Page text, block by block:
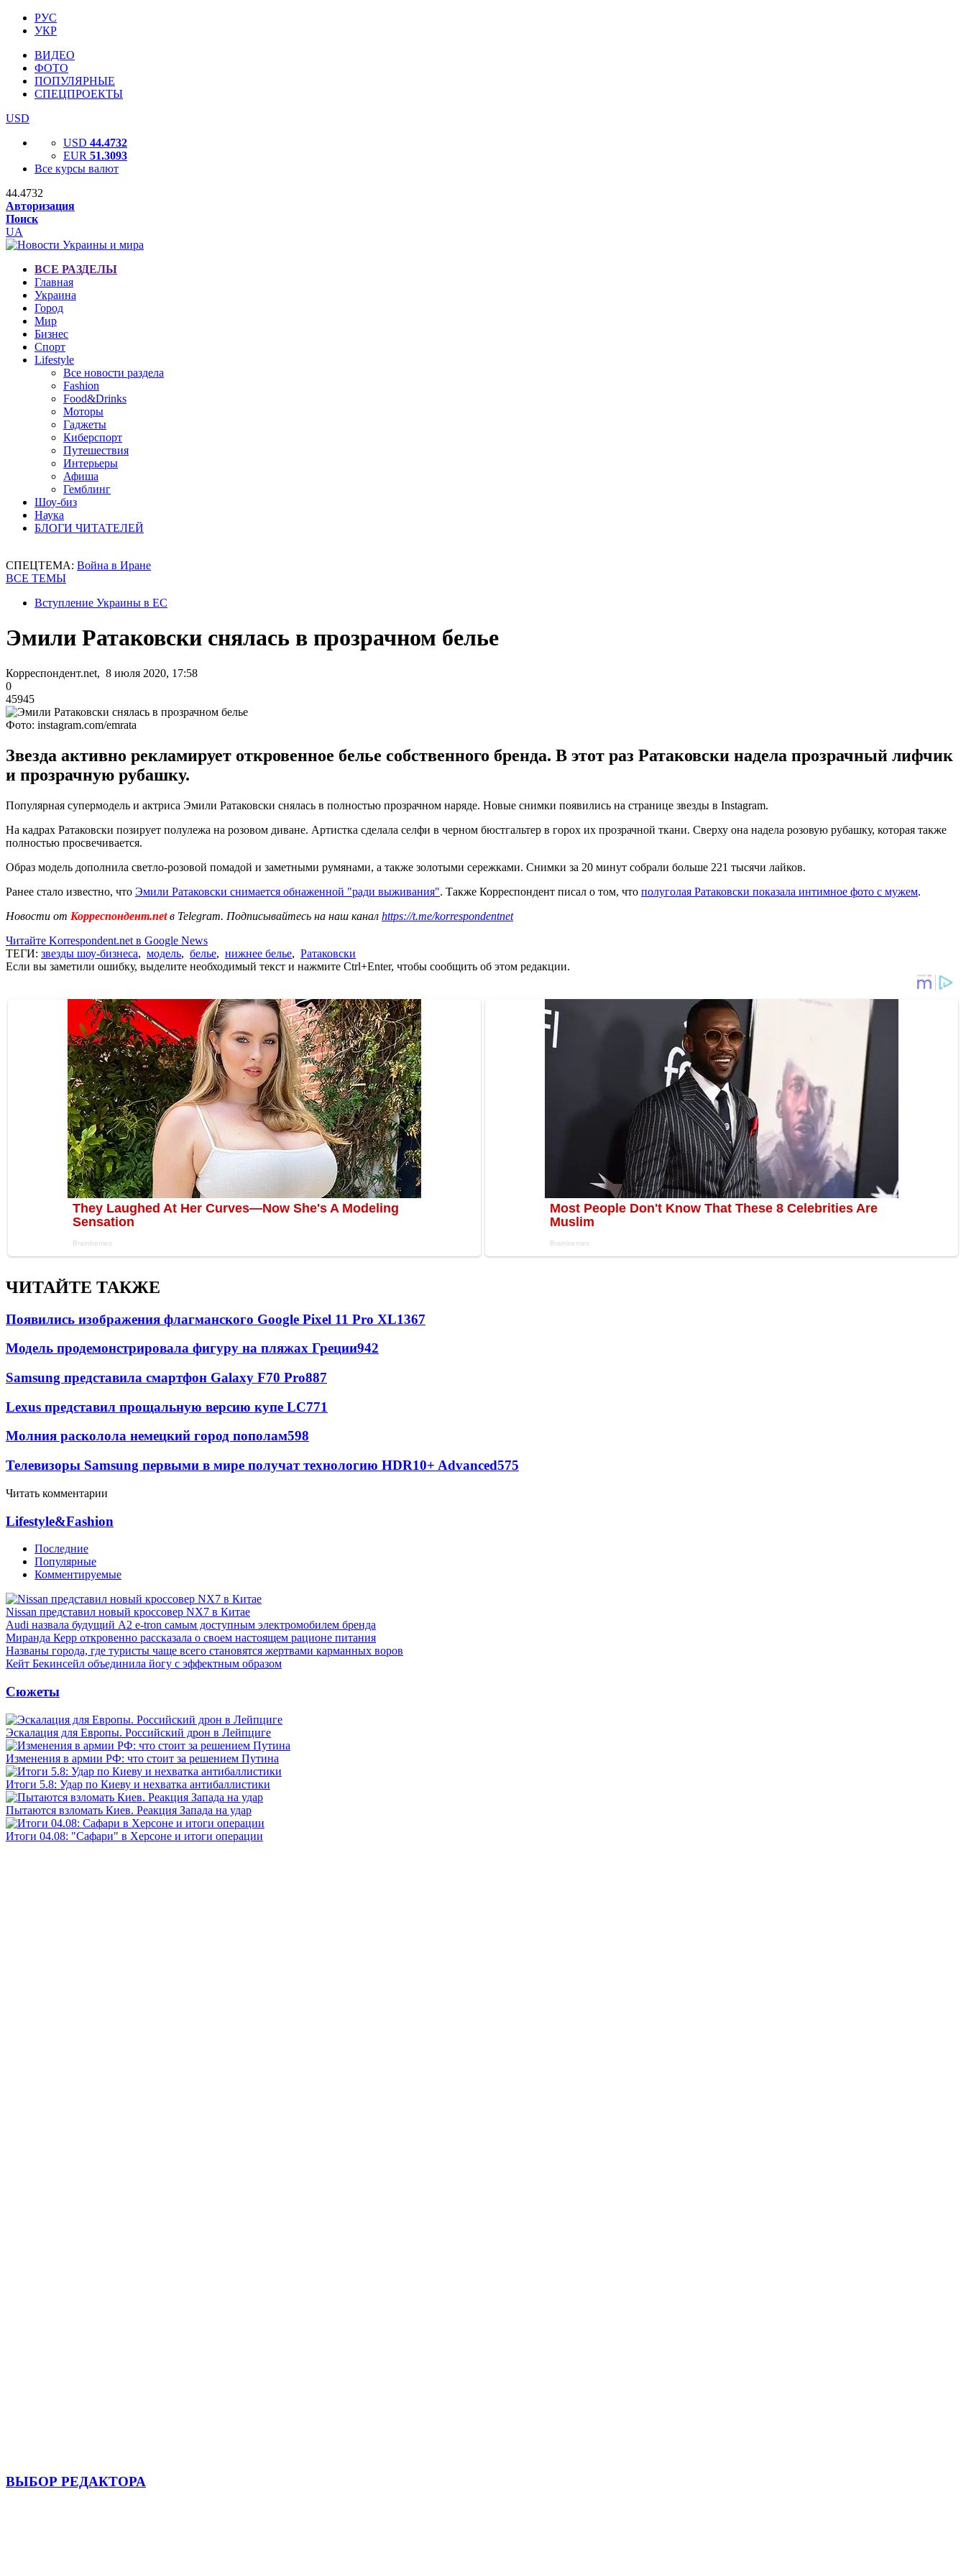
РУС
УКР
ВИДЕО
ФОТО
ПОПУЛЯРНЫЕ
СПЕЦПРОЕКТЫ
USD
USD 44.4732
EUR 51.3093
Все курсы валют
44.4732
Авторизация
Поиск
UA
ВСЕ РАЗДЕЛЫ
Главная
Украина
Город
Мир
Бизнес
Спорт
Lifestyle
Все новости раздела
Fashion
Food&Drinks
Моторы
Гаджеты
Киберспорт
Путешествия
Интерьеры
Афиша
Гемблинг
Шоу-биз
Наука
БЛОГИ ЧИТАТЕЛЕЙ
СПЕЦТЕМА: Война в Иране
ВСЕ ТЕМЫ
Вступление Украины в ЕС
Эмили Ратаковски снялась в прозрачном белье
Корреспондент.net, 8 июля 2020, 17:58
0
45945
Фото: instagram.com/emrata
Звезда активно рекламирует откровенное белье собственного бренда. В этот раз Ратаковски надела прозрачный лифчик
и прозрачную рубашку.
Популярная супермодель и актриса Эмили Ратаковски снялась в полностью прозрачном наряде. Новые снимки появились на странице звезды в Instagram.
На кадрах Ратаковски позирует полулежа на розовом диване. Артистка сделала селфи в черном бюстгальтер в горох их прозрачной ткани. Сверху она надела розовую рубашку, которая также
полностью просвечивается.
Образ модель дополнила светло-розовой помадой и заметными румянами, а также золотыми сережками. Снимки за 20 минут собрали больше 221 тысячи лайков.
Ранее стало известно, что Эмили Ратаковски снимается обнаженной "ради выживания". Также Корреспондент писал о том, что полуголая Ратаковски показала интимное фото с мужем.
Новости от Корреспондент.netв Telegram. Подписывайтесь на наш канал https://t.me/korrespondentnet
Читайте Korrespondent.net в Google News
ТЕГИ: звезды шоу-бизнеса, модель, белье, нижнее белье, Ратаковски
Если вы заметили ошибку, выделите необходимый текст и нажмите Ctrl+Enter, чтобы сообщить об этом редакции.
ЧИТАЙТЕ ТАКЖЕ
Появились изображения флагманского Google Pixel 11 Pro XL1367
Модель продемонстрировала фигуру на пляжах Греции942
Samsung представила смартфон Galaxy F70 Pro887
Lexus представил прощальную версию купе LC771
Молния расколола немецкий город пополам598
Телевизоры Samsung первыми в мире получат технологию HDR10+ Advanced575
Читать комментарии
Lifestyle&Fashion
Последние
Популярные
Комментируемые
Nissan представил новый кроссовер NX7 в Китае
Audi назвала будущий A2 e-tron самым доступным электромобилем бренда
Миранда Керр откровенно рассказала о своем настоящем рационе питания
Названы города, где туристы чаще всего становятся жертвами карманных воров
Кейт Бекинсейл объединила йогу с эффектным образом
Сюжеты
Эскалация для Европы. Российский дрон в Лейпциге
Изменения в армии РФ: что стоит за решением Путина
Итоги 5.8: Удар по Киеву и нехватка антибаллистики
Пытаются взломать Киев. Реакция Запада на удар
Итоги 04.08: "Сафари" в Херсоне и итоги операции
ВЫБОР РЕДАКТОРА